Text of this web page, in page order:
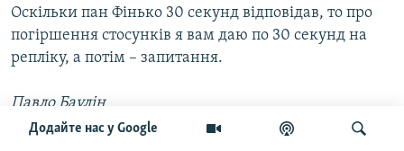
Додайте нас у Google
Оскільки пан Фінько 30 секунд відповідав, то про
погіршення стосунків я вам даю по 30 секунд на
репліку, а потім – запитання.
Павло Баулін